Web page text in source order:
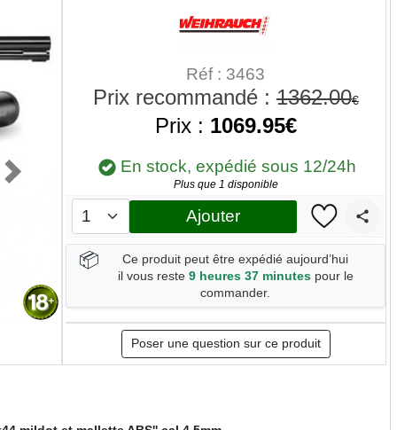
Next
Réf : 3463
Prix recommandé :1362.00€
Prix : 1069.95€
En stock, expédié sous 12/24h
Plus que 1 disponible
Ajouter
📦
Ce produit peut être expédié aujourd’hui
il vous reste 9 heures 37 minutespour le
commander.
Poser une question sur ce produit